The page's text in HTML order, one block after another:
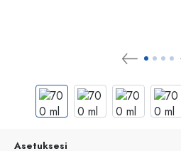
Asetuksesi